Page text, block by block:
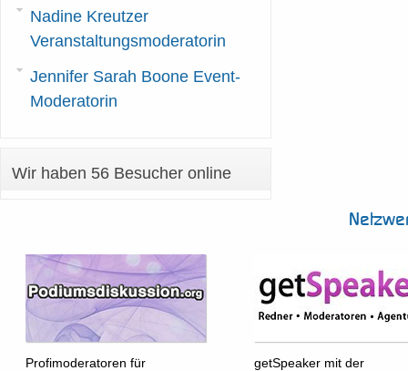
Nadine Kreutzer
Veranstaltungsmoderatorin
Jennifer Sarah Boone Event-
Moderatorin
Wir haben 56 Besucher online
Profimoderatoren für
getSpeaker mit der